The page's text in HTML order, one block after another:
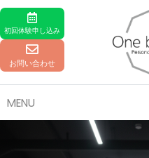
Skip to content
初回体験申し込み
お問い合わせ
MENU